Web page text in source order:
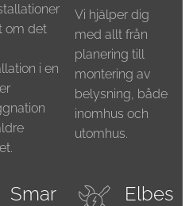
om det
i en
Vi hjälper dig
med allt från
planering till
montering av
belysning, både
inomhus och
utomhus.
Smar
Elbes